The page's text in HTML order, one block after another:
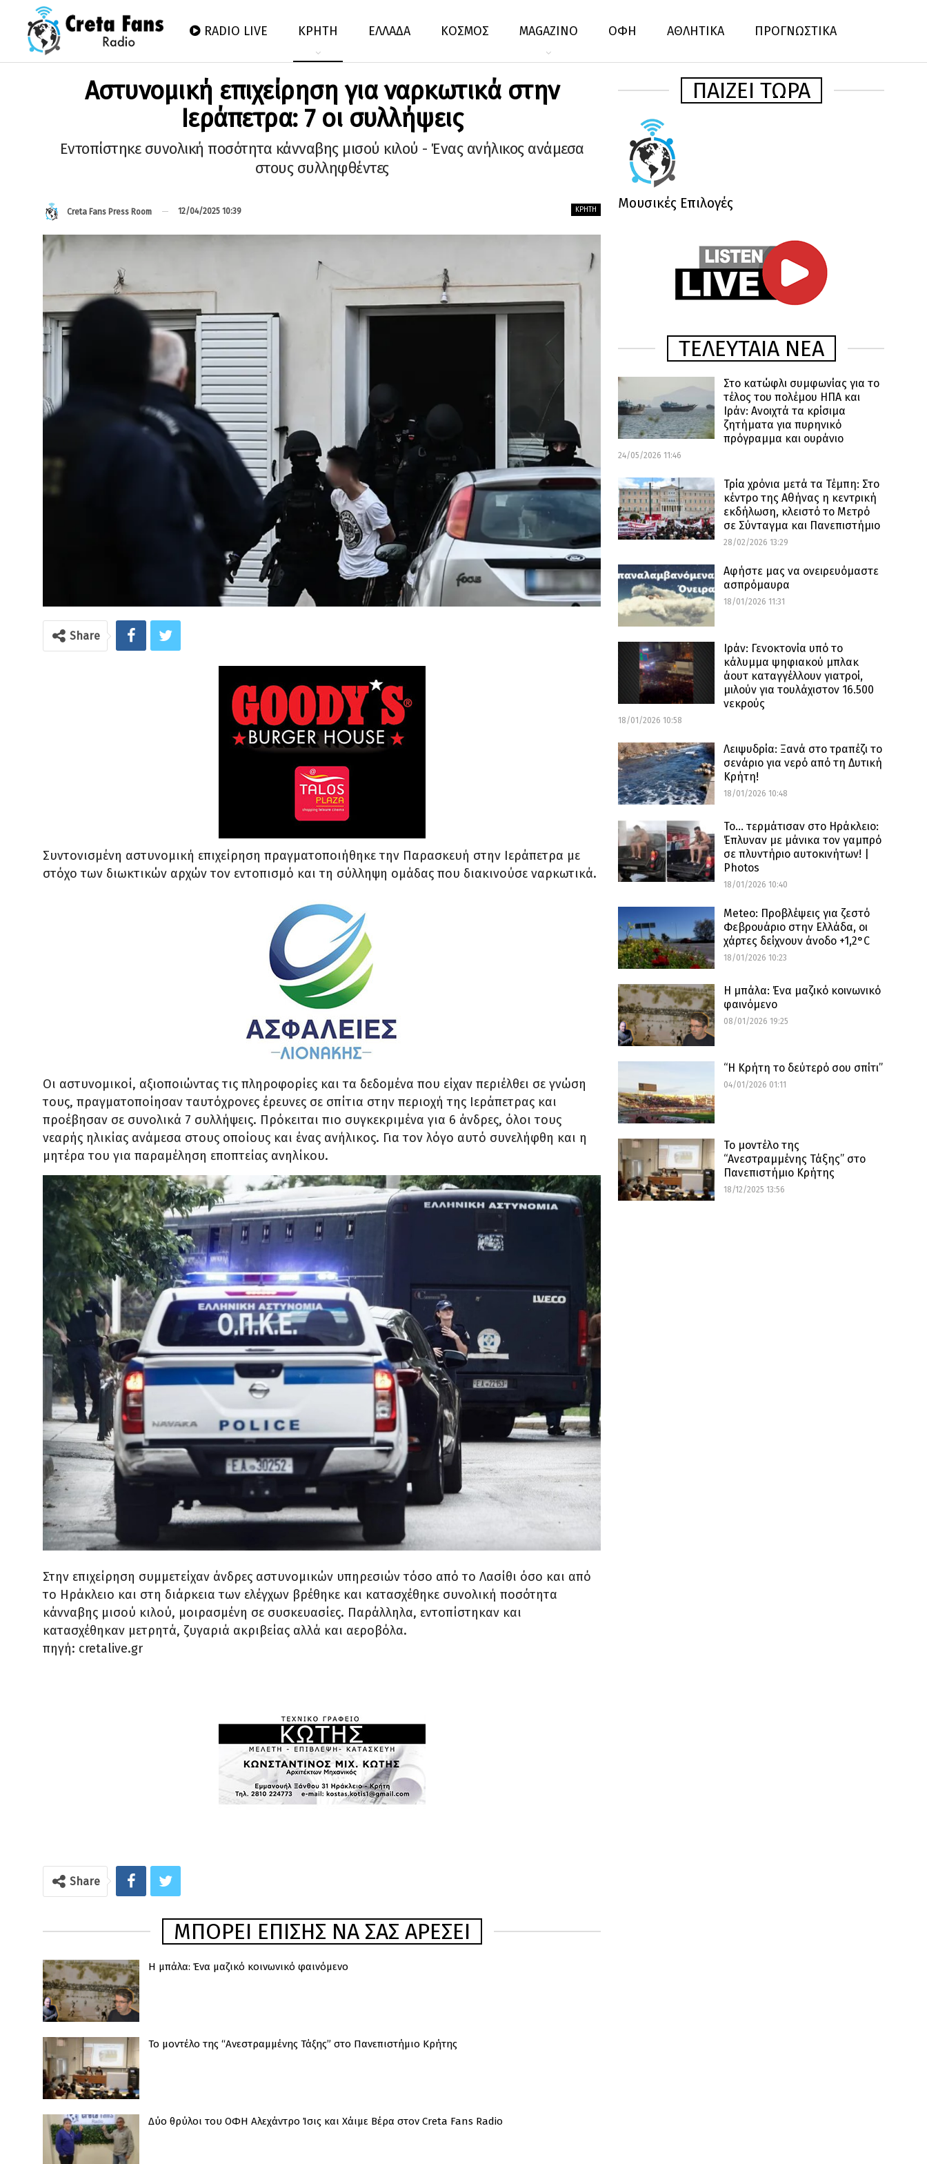
RADIO LIVE ΚΡΗΤΗ ΕΛΛΑΔΑ ΚΟΣΜΟΣ MAGAZINO ΟΦΗ ΑΘΛΗΤΙΚΑ ΠΡΟΓΝΩΣΤΙΚΑ
Αστυνομική επιχείρηση για ναρκωτικά στην
Ιεράπετρα: 7 οι συλλήψεις
Εντοπίστηκε συνολική ποσότητα κάνναβης μισού κιλού - Ένας ανήλικος ανάμεσα
στους συλληφθέντες
ΚΡΉΤΗ
Creta Fans Press Room 12/04/2025 10:39
Share
Συντονισμένη αστυνομική επιχείρηση πραγματοποιήθηκε την Παρασκευή στην Ιεράπετρα με
στόχο των διωκτικών αρχών τον εντοπισμό και τη σύλληψη ομάδας που διακινούσε ναρκωτικά.
Οι αστυνομικοί, αξιοποιώντας τις πληροφορίες και τα δεδομένα που είχαν περιέλθει σε γνώση
τους, πραγματοποίησαν ταυτόχρονες έρευνες σε σπίτια στην περιοχή της Ιεράπετρας και
προέβησαν σε συνολικά 7 συλλήψεις. Πρόκειται πιο συγκεκριμένα για 6 άνδρες, όλοι τους
νεαρής ηλικίας ανάμεσα στους οποίους και ένας ανήλικος. Για τον λόγο αυτό συνελήφθη και η
μητέρα του για παραμέληση εποπτείας ανηλίκου.
Στην επιχείρηση συμμετείχαν άνδρες αστυνομικών υπηρεσιών τόσο από το Λασίθι όσο και από
το Ηράκλειο και στη διάρκεια των ελέγχων βρέθηκε και κατασχέθηκε συνολική ποσότητα
κάνναβης μισού κιλού, μοιρασμένη σε συσκευασίες. Παράλληλα, εντοπίστηκαν και
κατασχέθηκαν μετρητά, ζυγαριά ακριβείας αλλά και αεροβόλα.
πηγή: cretalive.gr
Share
ΜΠΟΡΕΊ ΕΠΊΣΗΣ ΝΑ ΣΑΣ ΑΡΈΣΕΙ
Η μπάλα: Ένα μαζικό κοινωνικό φαινόμενο
Το μοντέλο της “Ανεστραμμένης Τάξης” στο Πανεπιστήμιο Κρήτης
Δύο θρύλοι του ΟΦΗ Αλεχάντρο Ίσις και Χάιμε Βέρα στον Creta Fans Radio
ΠΑΙΖΕΙ ΤΩΡΑ
Μουσικές Επιλογές
ΤΕΛΕΥΤΑΙΑ ΝΕΑ
Στο κατώφλι συμφωνίας για το
τέλος του πολέμου ΗΠΑ και
Ιράν: Ανοιχτά τα κρίσιμα
ζητήματα για πυρηνικό
πρόγραμμα και ουράνιο
24/05/2026 11:46
Τρία χρόνια μετά τα Τέμπη: Στο
κέντρο της Αθήνας η κεντρική
εκδήλωση, κλειστό το Μετρό
σε Σύνταγμα και Πανεπιστήμιο
28/02/2026 13:29
Αφήστε μας να ονειρευόμαστε
ασπρόμαυρα
18/01/2026 11:31
Ιράν: Γενοκτονία υπό το
κάλυμμα ψηφιακού μπλακ
άουτ καταγγέλλουν γιατροί,
μιλούν για τουλάχιστον 16.500
νεκρούς
18/01/2026 10:58
Λειψυδρία: Ξανά στο τραπέζι το
σενάριο για νερό από τη Δυτική
Κρήτη!
18/01/2026 10:48
Το… τερμάτισαν στο Ηράκλειο:
Έπλυναν με μάνικα τον γαμπρό
σε πλυντήριο αυτοκινήτων! |
Photos
18/01/2026 10:40
Meteo: Προβλέψεις για ζεστό
Φεβρουάριο στην Ελλάδα, οι
χάρτες δείχνουν άνοδο +1,2°C
18/01/2026 10:23
Η μπάλα: Ένα μαζικό κοινωνικό
φαινόμενο
08/01/2026 19:25
“Η Κρήτη το δεύτερό σου σπίτι”
04/01/2026 01:11
Το μοντέλο της
“Ανεστραμμένης Τάξης” στο
Πανεπιστήμιο Κρήτης
18/12/2025 13:56